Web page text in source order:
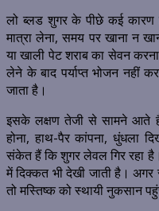
लो ब्लड शुगर के पीछे कई कारण
मात्रा लेना, समय पर खाना न
या खाली पेट शराब का सेवन
लेने के बाद पर्याप्त भोजन नहीं
जाता है।
इसके लक्षण तेजी से सामने आते
होना, हाथ-पैर कांपना, धुंधला
संकेत हैं कि शुगर लेवल गिर रहा
में दिक्कत भी देखी जाती है। अगर
तो मस्तिष्क को स्थायी नुकसान